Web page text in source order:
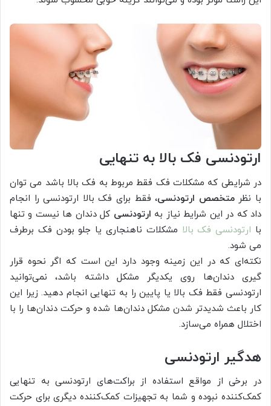
ارتودنسی فک بالا به تنهایی
در شرایطی که مشکلات فک فقط مربوط به فک بالا باشد می توان
با نظرمتخصص ارتودنسی، فقط برای فک بالا ارتودنسی را انجام
داد که در این شرایط نیاز به ارتودنسی کل دندان ها نیست و تنها
با ارتودنسی فک بالا مشکلات ناهنجاری یا جلو بودن فک برطرف
می شود.
نکته‌ای که در این زمینه وجود دارد این است که اگر نحوه قرار
گیری دندان‌ها روی یکدیگر مشکل داشته باشد، نمی‌توانید
ارتودنسی فقط فک بالا یا پایین را به تنهایی انجام دهید. زیرا این
کار باعث شدیدتر شدن مشکل دندان‌ها شده و حرکت دندان‌ها را با
اختلال همراه می‌سازد.
هدگیر ارتودنسی
در برخی از مواقع استفاده از براکت‌های ارتودنسی به تنهایی
کمک‌کننده نبوده و شما به تجهیزات کمک‌کننده دیگری برای حرکت